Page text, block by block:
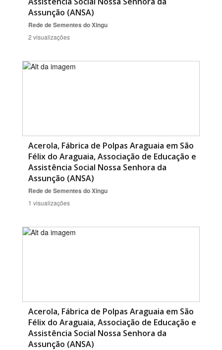
Assunção (ANSA)
Rede de Sementes do Xingu
2 visualizações
Acerola, Fábrica de Polpas Araguaia em São
Félix do Araguaia, Associação de Educação e
Assistência Social Nossa Senhora da
Assunção (ANSA)
Rede de Sementes do Xingu
1 visualizações
Acerola, Fábrica de Polpas Araguaia em São
Félix do Araguaia, Associação de Educação e
Assistência Social Nossa Senhora da
Assunção (ANSA)